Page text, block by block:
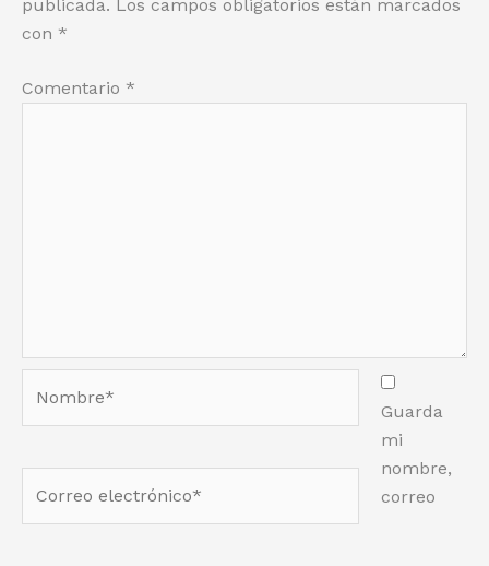
publicada. Los campos obligatorios están marcados
con *
Comentario *
electrónico*
Guarda
mi
nombre,
correo